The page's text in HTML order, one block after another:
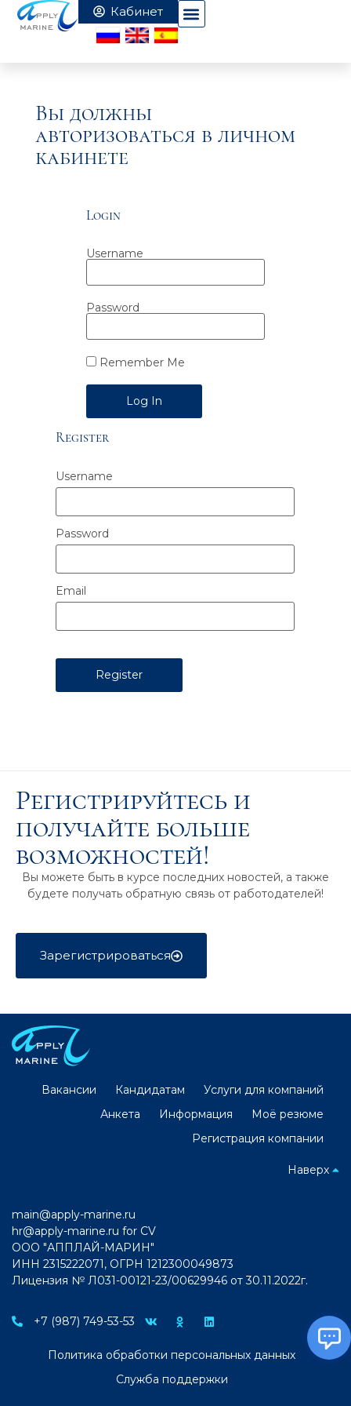
Вы должны
авторизоваться в личном
кабинете
Login
Username
Password
Remember Me
Alternative:
Register
Username
Password
Email
Регистрируйтесь и
получайте больше
возможностей!
Вы можете быть в курсе последних новостей, а также
будете получать обратную связь от работодателей!
Зарегистрироваться
Вакансии Кандидатам
Услуги для компаний
Анкета
Информация
Моё резюме
Регистрация компании
Наверх
main@apply-marine.ru
hr@apply-marine.ru for CV
ООО "АППЛАЙ-МАРИН"
ИНН 2315222071, ОГРН 1212300049873
Лицензия № Л031-00121-23/00629946 от 30.11.2022г.
+7 (987) 749-53-53
Политика обработки персональных данных
Служба поддержки